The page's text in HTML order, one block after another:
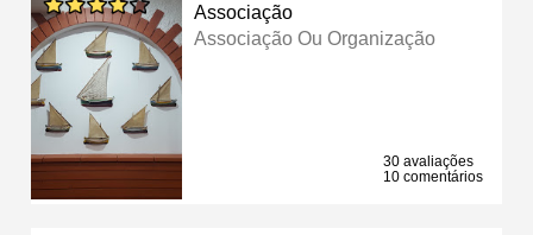
Associação
Associação Ou Organização
30 avaliações
10 comentários